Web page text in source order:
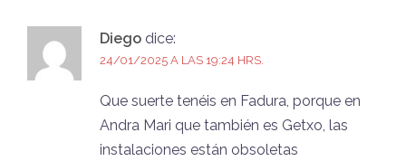
Diego dice:
24/01/2025 A LAS 19:24 HRS.
Que suerte tenéis en Fadura, porque en
Andra Mari que también es Getxo, las
instalaciones están obsoletas